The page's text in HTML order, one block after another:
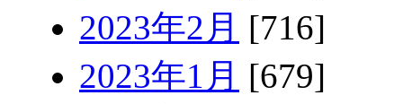
2023年2月 [716]
2023年1月 [679]